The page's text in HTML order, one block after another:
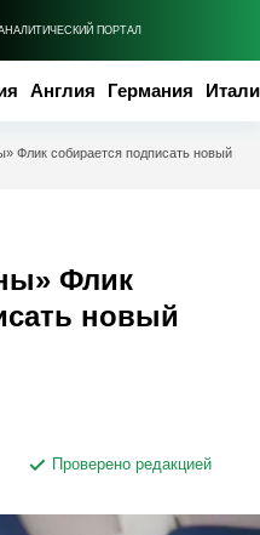
ПОРТАЛ
Англия Германия
Флик собирается подписать новый
Флик
новый
Проверено редакцией